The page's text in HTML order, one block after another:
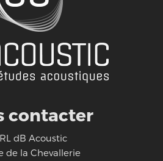
contacter
dB Acoustic
de la Chevallerie